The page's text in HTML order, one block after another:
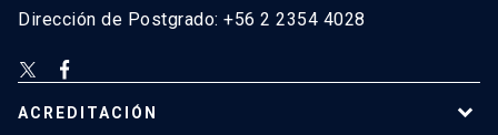
Dirección de Postgrado: +56 2 2354 4028
ACREDITACIÓN